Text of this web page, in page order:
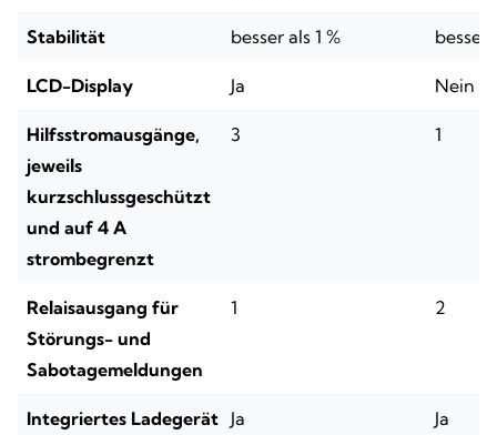
Stabilität besser als 1 % besser
LCD-Display Ja Nein
Hilfsstromausgänge,
jeweils
kurzschlussgeschützt
und auf 4 A
strombegrenzt
3 1
Relaisausgang für
Störungs- und
Sabotagemeldungen
1 2
Integriertes Ladegerät Ja Ja